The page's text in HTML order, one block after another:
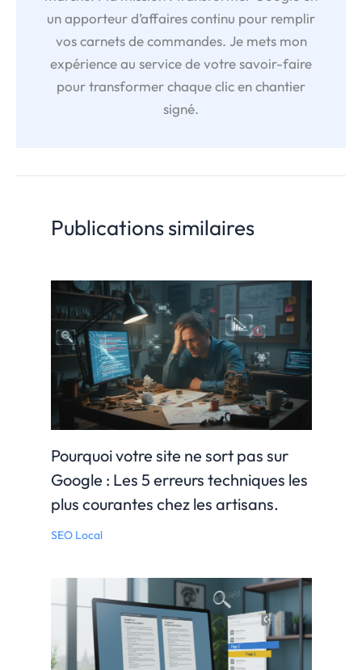
un apporteur d’affaires continu pour remplir
vos carnets de commandes. Je mets mon
expérience au service de votre savoir-faire
pour transformer chaque clic en chantier
signé.
Publications similaires
Pourquoi votre site ne sort pas sur
Google : Les 5 erreurs techniques les
plus courantes chez les artisans.
SEO Local